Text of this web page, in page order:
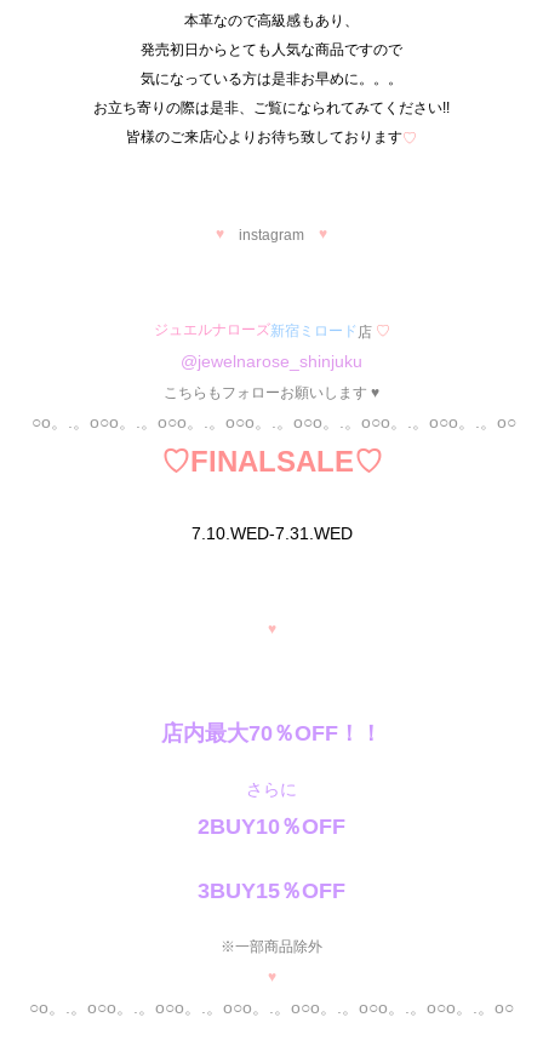
本革なので高級感もあり、
発売初日からとても人気な商品ですので
気になっている方は是非お早めに。。。
お立ち寄りの際は是非、ご覧になられてみてください!!
皆様のご来店心よりお待ち致しております♡
♥ instagram ♥
ジュエルナローズ新宿ミロード 店 ♡
@jewelnarose_shinjuku
こちらも フォローお願いします ♥
○o。.。o○o。.。o○o。.。o○o。.。o○o。.。o○o。.。o○o。.。o○
♡FINALSALE♡
7.10.WED-7.31.WED
♥
店内最大70％OFF！！
さらに
2BUY10％OFF
3BUY15％OFF
※一部商品除外
♥
○o。.。o○o。.。o○o。.。o○o。.。o○o。.。o○o。.。o○o。.。o○